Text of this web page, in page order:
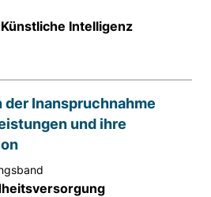
Intelligenz
Inanspruchnahme
und ihre
mit